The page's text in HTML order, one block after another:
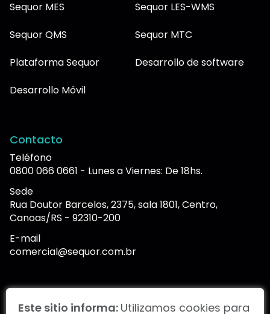
Sequor MES
Sequor LES-WMS
Sequor QMS
Sequor MTC
Plataforma Sequor
Desarrollo de software
Desarrollo Móvil
Contacto
Teléfono
0800 066 0661 - Lunes a Viernes: De 18hs.
Sede
Rua Doutor Barcelos, 2375, sala 1801, Centro,
Canoas/RS - 92310-200
E-mail
comercial@sequor.com.br
Este sitio informa: Utilizamos cookies para